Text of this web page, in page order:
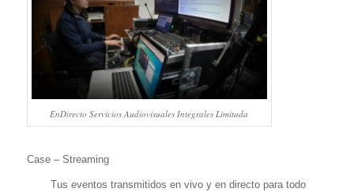
EnDirecto Servicios Audiovisuales Integrales Limitada
Case – Streaming
Tus eventos transmitidos en vivo y en directo para todo